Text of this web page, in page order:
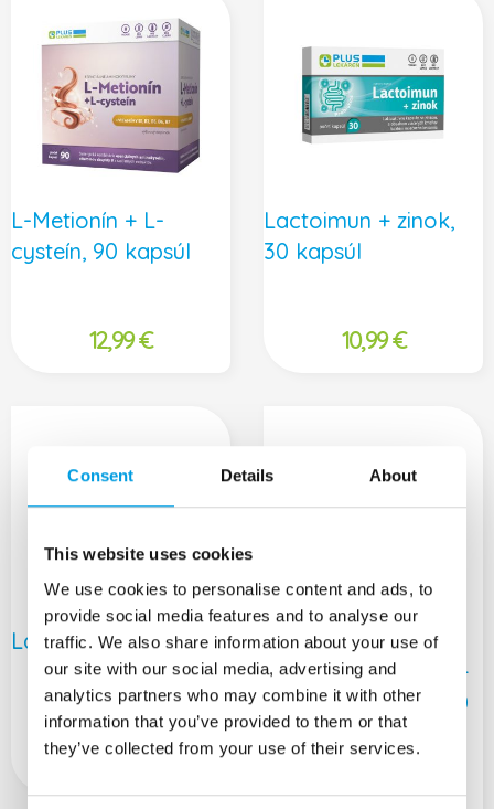
Consent Details About
This website uses cookies
We use cookies to personalise content and ads, to
provide social media features and to analyse our
traffic. We also share information about your use of
our site with our social media, advertising and
analytics partners who may combine it with other
information that you’ve provided to them or that
they’ve collected from your use of their services.
L-Metionín + L-
cysteín, 90 kapsúl
12,99€
Lactoimun + zinok,
30 kapsúl
10,99€
Laktobacily 9
5,89€
Lipozomálne
Magnézium 45 mg +
Vitamín B6 5 mg, 60
tabliet